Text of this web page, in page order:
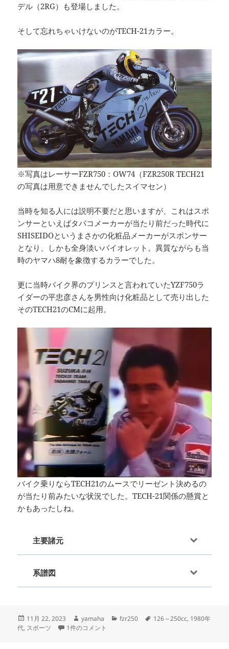
デル（2RG）も登場しました。
そして忘れちゃいけないのがTECH-21カラー。
※写真はレーサーFZR750：OW74（FZR250R TECH21
の写真は用意できませんでしたスイマセン）
当時を知る人には説明不要だと思いますが、これはスポ
ンサーといえばタバコメーカーが当たり前だった時代に
SHISEIDOというまさかの化粧品メーカーがスポンサー
となり、しかも全身淡いバイオレット。異質ながらも当
時のヤマハ8耐を象徴するカラーでした。
更に当時バイク界のプリンスと言われていたYZF750ラ
イダーの平忠彦さんを男性向け化粧品として売り出した
そのTECH21のCMに起用。
バイク乗りならTECH21のムースでリーゼント決めるの
が当たり前みたいな状況でした。TECH-21関係の懸賞と
かもあったしね。
主要諸元
系譜図
投
稿
11月 22, 2023
作
成
yamaha
カ
fzr250
タ
126～250cc, 1980年
代, スポーツ FZR250（2KR）-since 1986- への
1件のコメント